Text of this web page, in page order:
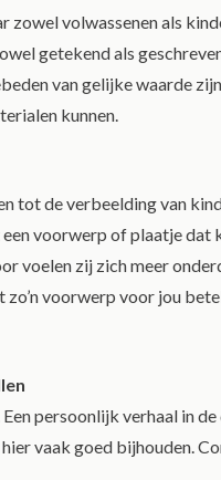
zowel volwassenen als
getekend als
van gelijke waarde
kunnen.
tot de verbeelding van
voorwerp of plaatje dat
voelen zij zich meer
voorwerp voor jou
persoonlijk verhaal in
vaak goed bijhouden.